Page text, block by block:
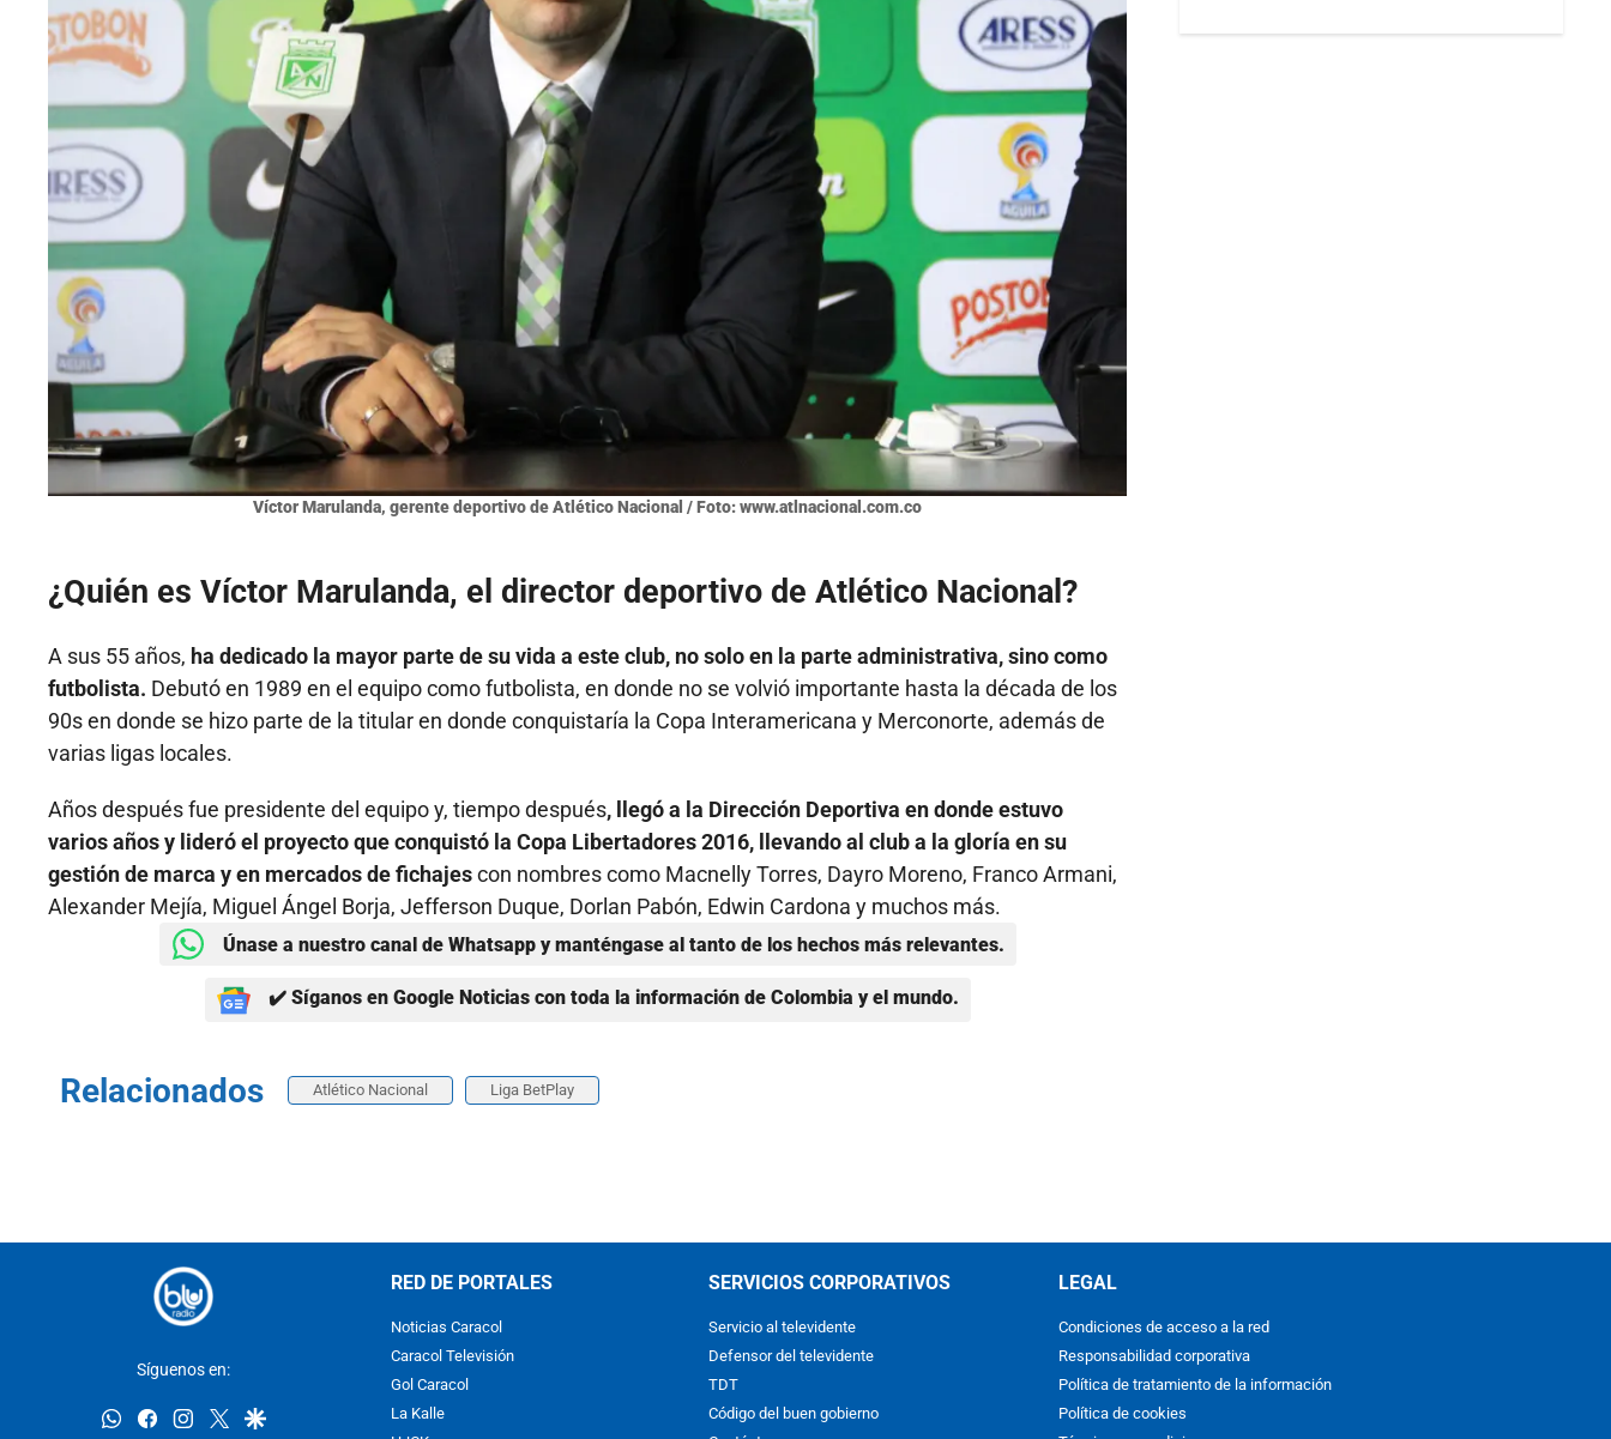
Víctor Marulanda, gerente deportivo de Atlético Nacional / Foto: www.atlnacional.com.co
¿Quién es Víctor Marulanda, el director deportivo de Atlético Nacional?
A sus 55 años, ha dedicado la mayor parte de su vida a este club, no solo en la parte administrativa, sino como
futbolista. Debutó en 1989 en el equipo como futbolista, en donde no se volvió importante hasta la década de los
90s en donde se hizo parte de la titular en donde conquistaría la Copa Interamericana y Merconorte, además de
varias ligas locales.
Años después fue presidente del equipo y, tiempo después, llegó a la Dirección Deportiva en donde estuvo
varios años y lideró el proyecto que conquistó la Copa Libertadores 2016, llevando al club a la gloría en su
gestión de marca y en mercados de fichajescon nombres como Macnelly Torres, Dayro Moreno, Franco Armani,
Alexander Mejía, Miguel Ángel Borja, Jefferson Duque, Dorlan Pabón, Edwin Cardona y muchos más.
Únase a nuestro canal de Whatsapp y manténgase al tanto de los hechos más relevantes.
✔️ Síganos en Google Noticias con toda la información de Colombia y el mundo.
Relacionados Atlético Nacional Liga BetPlay
Síguenos en:
whatsappfacebookinstagram
twittergoogle
RED DE PORTALES
Noticias Caracol
Caracol Televisión
Gol Caracol
La Kalle
SERVICIOS CORPORATIVOS
Servicio al televidente
Defensor del televidente
TDT
Código del buen gobierno
LEGAL
Condiciones de acceso a la red
Responsabilidad corporativa
Política de tratamiento de la información
Política de cookies